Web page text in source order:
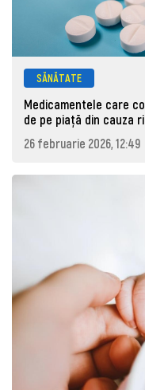
SĂNĂTATE
Medicamentele care
de pe piaţă din cauza
26 februarie 2026, 12:49